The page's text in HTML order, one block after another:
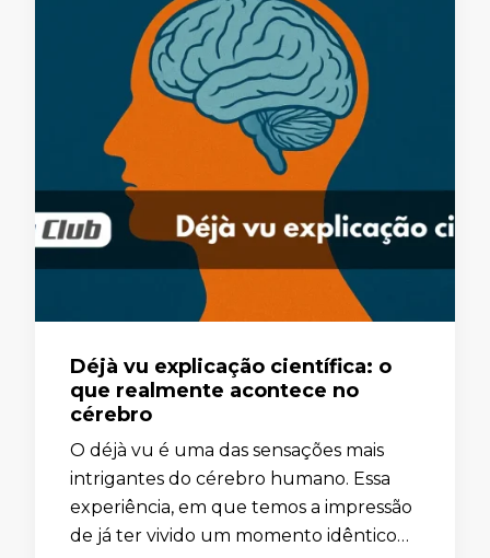
Déjà vu explicação científica: o
que realmente acontece no
cérebro
O déjà vu é uma das sensações mais
intrigantes do cérebro humano. Essa
experiência, em que temos a impressão
de já ter vivido um momento idêntico